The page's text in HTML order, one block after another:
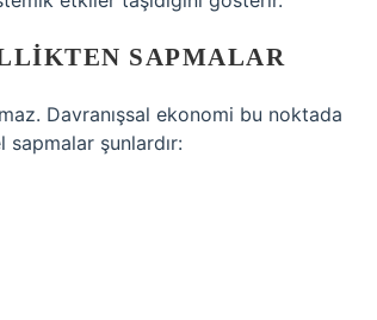
SAPMALAR
Davranışsal ekonomi bu noktada
sapmalar şunlardır: